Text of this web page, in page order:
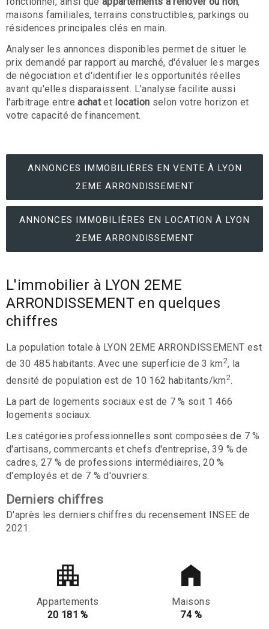
maisons familiales, terrains constructibles, parkings ou
résidences principales clés en main.
Analyser les annonces disponibles permet de situer le
prix demandé par rapport au marché, d'évaluer les marges
de négociation et d'identifier les opportunités réelles
avant qu'elles disparaissent. L'analyse facilite aussi
l'arbitrage entreachatet location selon votre horizon et
votre capacité de financement.
ANNONCES IMMOBILIÈRES EN VENTE À LYON
2EME ARRONDISSEMENT
ANNONCES IMMOBILIÈRES EN LOCATION À LYON
2EME ARRONDISSEMENT
L'immobilier à LYON 2EME
ARRONDISSEMENT en quelques
chiffres
La population totale à LYON 2EME ARRONDISSEMENT est
de 30 485 habitants. Avec une superficie de 3 km2, la
densité de population est de 10 162 habitants/km2.
La part de logements sociaux est de 7 % soit 1 466
logements sociaux.
Les catégories professionnelles sont composées de 7 %
d'artisans, commercants et chefs d'entreprise, 39 % de
cadres, 27 % de professions intermédiaires, 20 %
d'employés et de 7 % d'ouvriers.
Derniers chiffres
D'après les derniers chiffres du recensement INSEE de
2021.
Appartements
20 181 %
Maisons
74 %